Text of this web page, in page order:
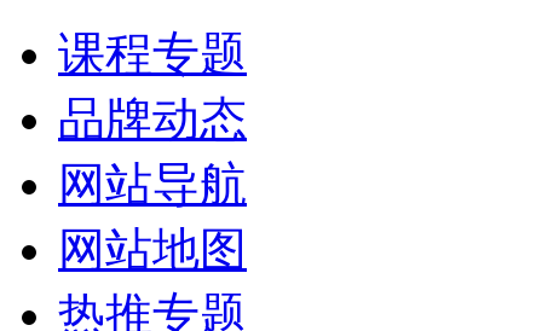
课程专题
品牌动态
网站导航
网站地图
热推专题